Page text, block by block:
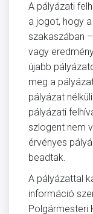
A pályázati
a jogot, hogy
szakaszában
vagy
újabb
meg a
pályázat
pályázati
szlogent nem
érvényes
beadtak.
A pályázattal
információ
Polgármesteri